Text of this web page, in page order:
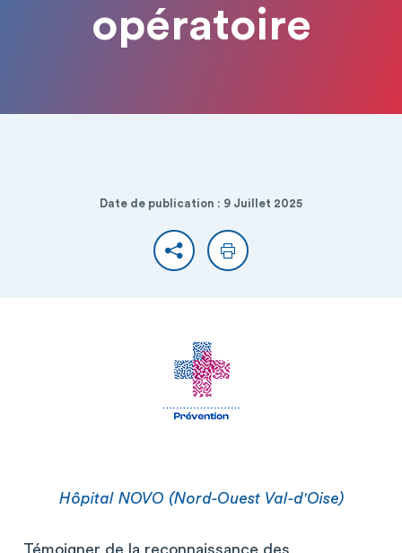
opératoire
Date de publication : 9 Juillet 2025
PartagerImprimer
Hôpital NOVO (Nord-Ouest Val-d'Oise)
Témoigner de la reconnaissance des